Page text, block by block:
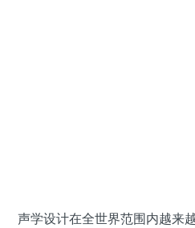
声学设计在全世界范围内越来